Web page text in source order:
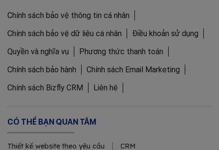
Chính sách bảo vệ thông tin cá nhân
Chính sách bảo vệ dữ liệu cá nhân
Điều khoản sử dụng
Quyền và nghĩa vụ
Phương thức thanh toán
Chính sách bảo hành
Chính sách Email Marketing
Chính sách Bizfly CRM
Liên hệ
CÓ THỂ BẠN QUAN TÂM
Thiết kế website theo yêu cầu CRM